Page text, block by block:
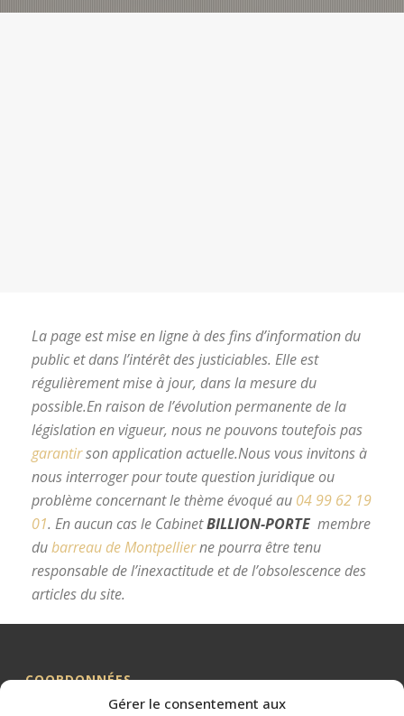
Gérer le consentement aux
La page est mise en ligne à des fins d’information du
public et dans l’intérêt des justiciables. Elle est
régulièrement mise à jour, dans la mesure du
possible.En raison de l’évolution permanente de la
législation en vigueur, nous ne pouvons toutefois pas
garantirson application actuelle.Nous vous invitons à
nous interroger pour toute question juridique ou
problème concernant le thème évoqué au 04 99 62 19
01. En aucun cas le CabinetBILLION-PORTE membre
dubarreau de Montpellierne pourra être tenu
responsable de l’inexactitude et de l’obsolescence des
articles du site.
COORDONNÉES
Me BILLION-PORTE